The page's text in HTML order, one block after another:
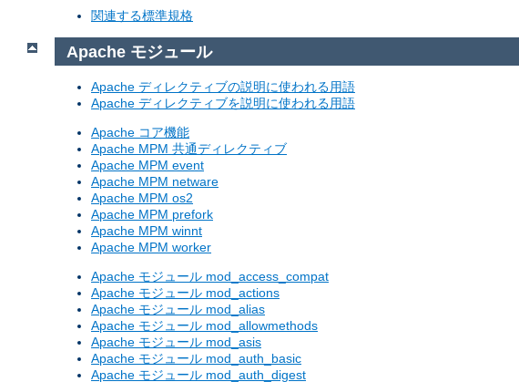
関連する標準規格
Apache モジュール
Apache ディレクティブの説明に使われる用語
Apache ディレクティブを説明に使われる用語
Apache コア機能
Apache MPM 共通ディレクティブ
Apache MPM event
Apache MPM netware
Apache MPM os2
Apache MPM prefork
Apache MPM winnt
Apache MPM worker
Apache モジュール mod_access_compat
Apache モジュール mod_actions
Apache モジュール mod_alias
Apache モジュール mod_allowmethods
Apache モジュール mod_asis
Apache モジュール mod_auth_basic
Apache モジュール mod_auth_digest